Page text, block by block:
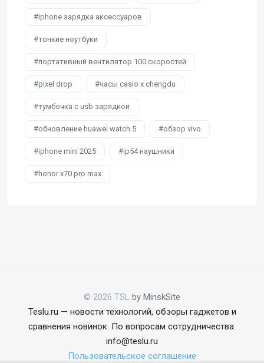
iphone зарядка аксессуаров
тонкие ноутбуки
портативный вентилятор 100 скоростей
pixel drop часы casio x chengdu
тумбочка с usb зарядкой
обновление huawei watch 5 обзор vivo
iphone mini 2025 ip54 наушники
honor x70 pro max
© 2026 TSL by MinskSite
Teslu.ru — новости технологий, обзоры гаджетов и
сравнения новинок. По вопросам сотрудничества:
info@teslu.ru
Пользовательское соглашение